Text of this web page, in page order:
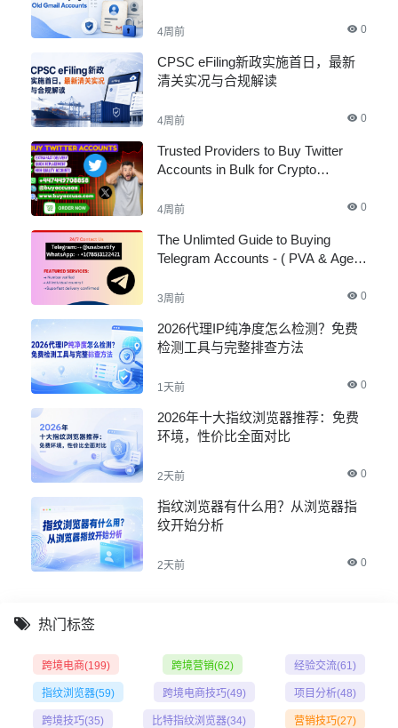
4周前 0
CPSC eFiling新政实施首日，最新
清关实况与合规解读
4周前 0
Trusted Providers to Buy Twitter
Accounts in Bulk for Crypto
4周前 0
The Unlimted Guide to Buying
Telegram Accounts - ( PVA & Aged
3周前 0
2026代理IP纯净度怎么检测？免费
检测工具与完整排查方法
1天前 0
2026年十大指纹浏览器推荐：免费
环境，性价比全面对比
2天前 0
指纹浏览器有什么用？从浏览器指
纹开始分析
2天前 0
热门标签
跨境电商(199) 跨境营销(62) 经验交流(61)
指纹浏览器(59) 跨境电商技巧(49) 项目分析(48)
跨境技巧(35) 比特指纹浏览器(34) 营销技巧(27)